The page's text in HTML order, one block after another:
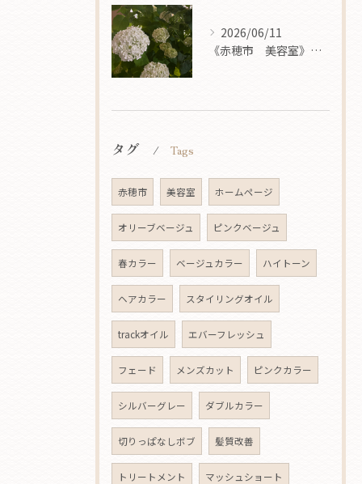
2026/06/11
《赤穂市 美容室》 梅雨
タグ Tags
赤穂市 美容室 ホームページ
オリーブベージュ ピンクベージュ
春カラー ベージュカラー ハイトーン
ヘアカラー スタイリングオイル
trackオイル エバーフレッシュ
フェード メンズカット ピンクカラー
シルバーグレー ダブルカラー
切りっぱなしボブ 髪質改善
トリートメント マッシュショート